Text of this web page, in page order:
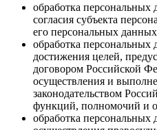
обработка персональных
согласия субъекта
его персональных
обработка персональных
достижения целей,
договором Российской
осуществления и
законодательством
функций, полномочий и
обработка персональных